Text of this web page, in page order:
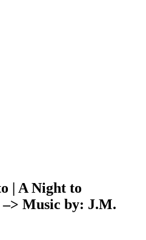
| A Night to
Music by: J.M.